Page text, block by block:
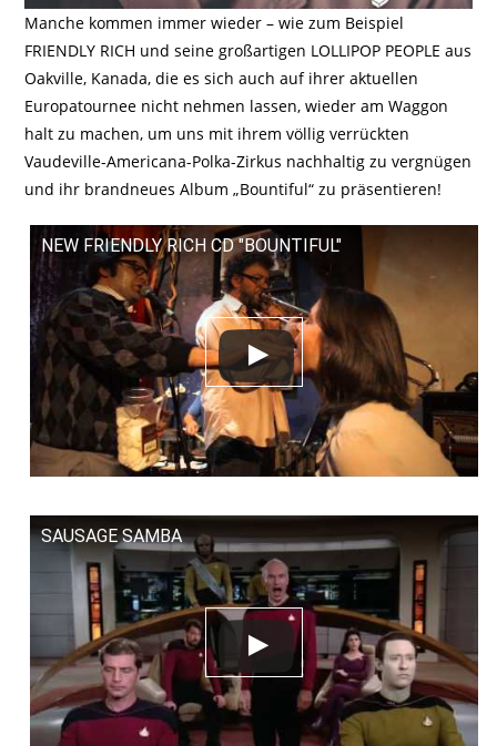
Manche kommen immer wieder – wie zum Beispiel
FRIENDLY RICH und seine großartigen LOLLIPOP PEOPLE aus
Oakville, Kanada, die es sich auch auf ihrer aktuellen
Europatournee nicht nehmen lassen, wieder am Waggon
halt zu machen, um uns mit ihrem völlig verrückten
Vaudeville-Americana-Polka-Zirkus nachhaltig zu vergnügen
und ihr brandneues Album „Bountiful“ zu präsentieren!
NEW FRIENDLY RICH CD "BOUNTIFUL"
SAUSAGE SAMBA